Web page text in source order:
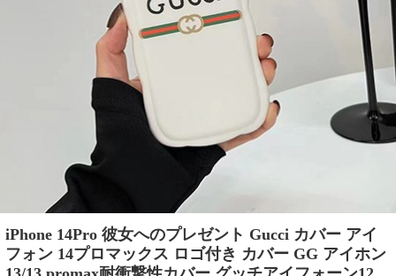
iPhone 14Pro 彼女へのプレゼント Gucci カバー アイ
フォン 14プロマックス ロゴ付き カバー GG アイホン